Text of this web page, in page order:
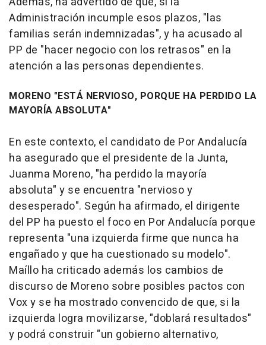
Administración incumple esos plazos, "las
familias serán indemnizadas", y ha acusado al
PP de "hacer negocio con los retrasos" en la
atención a las personas dependientes.
MORENO "ESTÁ NERVIOSO, PORQUE HA PERDIDO LA
MAYORÍA ABSOLUTA"
En este contexto, el candidato de Por Andalucía
ha asegurado que el presidente de la Junta,
Juanma Moreno, "ha perdido la mayoría
absoluta" y se encuentra "nervioso y
desesperado". Según ha afirmado, el dirigente
del PP ha puesto el foco en Por Andalucía porque
representa "una izquierda firme que nunca ha
engañado y que ha cuestionado su modelo".
Maíllo ha criticado además los cambios de
discurso de Moreno sobre posibles pactos con
Vox y se ha mostrado convencido de que, si la
izquierda logra movilizarse, "doblará resultados"
y podrá construir "un gobierno alternativo,